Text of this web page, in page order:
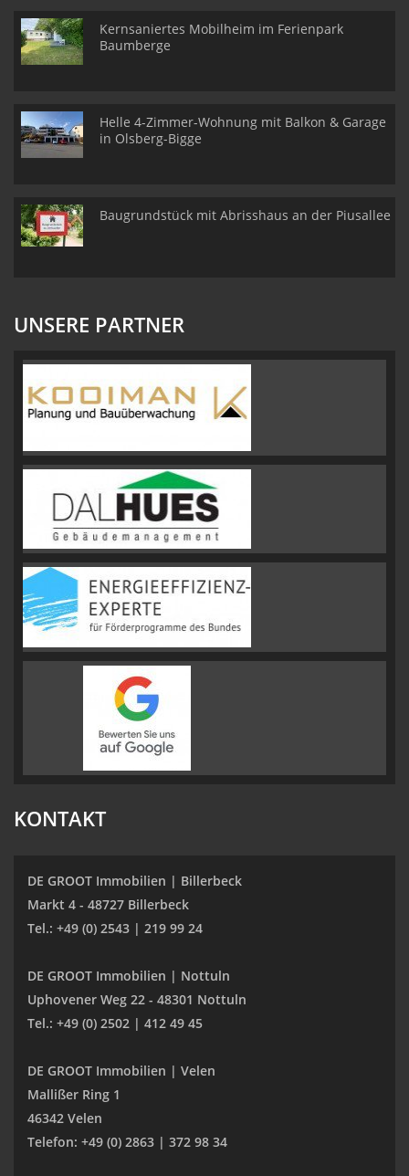
Kernsaniertes Mobilheim im Ferienpark
Baumberge
Helle 4-Zimmer-Wohnung mit Balkon & Garage
in Olsberg-Bigge
Baugrundstück mit Abrisshaus an der Piusallee
UNSERE PARTNER
KONTAKT
DE GROOT Immobilien | Billerbeck
Markt 4 - 48727 Billerbeck
Tel.: +49 (0) 2543 | 219 99 24
DE GROOT Immobilien | Nottuln
Uphovener Weg 22 - 48301 Nottuln
Tel.: +49 (0) 2502 | 412 49 45
DE GROOT Immobilien | Velen
Mallißer Ring 1
46342 Velen
Telefon: +49 (0) 2863 | 372 98 34